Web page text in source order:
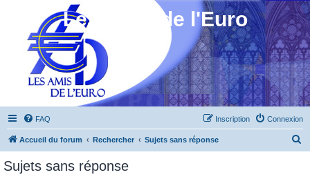
Les Amis de l'Euro
FAQ Connexion
Inscription
Accueil du forum Rechercher Sujets sans réponse
Sujets sans réponse